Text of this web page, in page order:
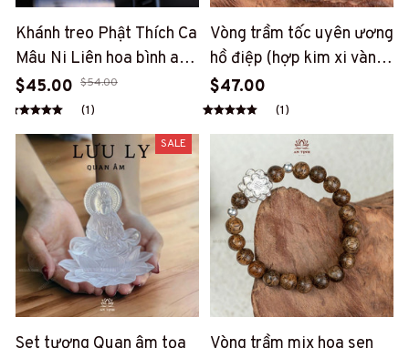
Khánh treo Phật Thích Ca
Mâu Ni Liên hoa bình an
treo xe ô tô, vật phẩm
decor, quà tặng bình an
(AT21)
$45.00 $54.00
(1)
Vòng trầm tốc uyên ương
hồ điệp (hợp kim xi vàng)
(PT127)
$47.00
(1)
SALE
Set tượng Quan âm tọa Vòng trầm mix hoa sen